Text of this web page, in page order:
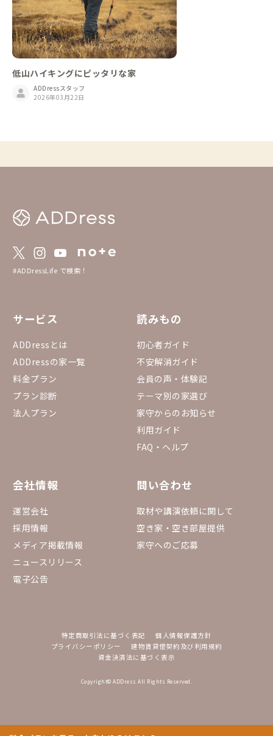
低山ハイキングにピッタリな家
ADDressスタッフ
2026年03月22日
#ADDressLife で検索！
サービス
ADDressとは
ADDressの家一覧
料金プラン
プラン診断
法人プラン
読みもの
初心者ガイド
不安解消ガイド
会員の声・体験記
テーマ別の家選び
家守からのお知らせ
利用ガイド
FAQ・ヘルプ
会社情報
運営会社
採用情報
メディア掲載情報
ニュースリリース
電子公告
問い合わせ
取材や講演依頼に関して
空き家・空き部屋提供
家守へのご応募
特定商取引法に基づく表記
個人情報保護方針
プライバシーポリシー
建物賃貸借契約及び利用規約
資金決済法に基づく表示
Copyright© ADDress All Rights Reserved.